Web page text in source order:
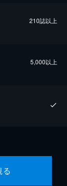
210誌以上
5,000以上